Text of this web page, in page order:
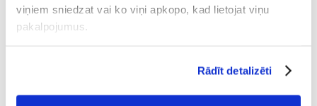
viņiem sniedzat vai ko viņi apkopo, kad lietojat viņu
pakalpojumus.
Rādīt detalizēti